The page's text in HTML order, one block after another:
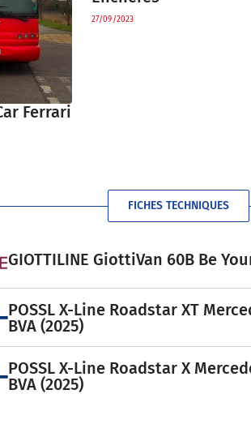
Ferrari
27/09/2023
FICHES TECHNIQUES
GIOTTILINE GiottiVan 60B Be
POSSL X-Line Roadstar XT
BVA (2025)
POSSL X-Line Roadstar X
BVA (2025)